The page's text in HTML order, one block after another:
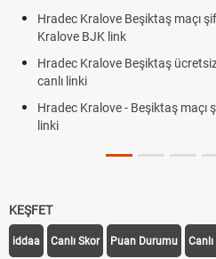
Hradec Kralove Beşiktaş maçı
Kralove BJK link
Hradec Kralove Beşiktaş
canlı linki
Hradec Kralove - Beşiktaş maçı
linki
KEŞFET
iddaa Canlı Skor Puan Durumu